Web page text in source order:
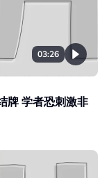
03:26
牌 学者恐刺激非